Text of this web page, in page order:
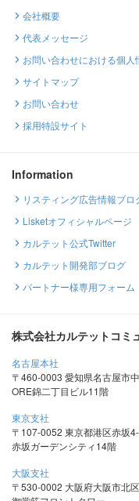
会社概要
代表メッセージ
お問い合わせにおける個
サイトマップ
お問い合わせ
採用特設サイト
Information
リスティング広告情報ブロ
Lisketオフィシャルページ
カルテット公式Twitter
カルテット開発部ブログ
パートナー様専用フォーム
株式会社カルテットコミ
名古屋本社
〒460-0003 愛知県名古屋市
ORE錦二丁目ビル11階
東京支社
〒107-0052 東京都港区赤坂
赤坂ガーデンシティ14階
大阪支社
〒530-0002 大阪府大阪市北